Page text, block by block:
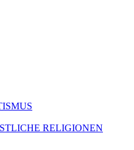
RELIGIONEN